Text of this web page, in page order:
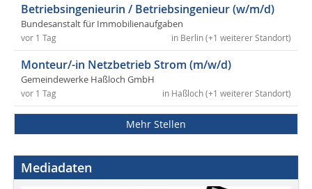
Betriebsingenieurin / Betriebsingenieur (w/m/d)
Bundesanstalt für Immobilienaufgaben
in Berlin (+1 weiterer Standort)
vor 1 Tag
Monteur/-in Netzbetrieb Strom (m/w/d)
Gemeindewerke Haßloch GmbH
in Haßloch (+1 weiterer Standort)
vor 1 Tag
Mehr Stellen
Mediadaten